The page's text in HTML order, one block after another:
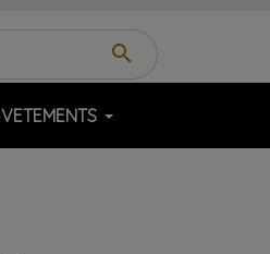
search
VETEMENTS